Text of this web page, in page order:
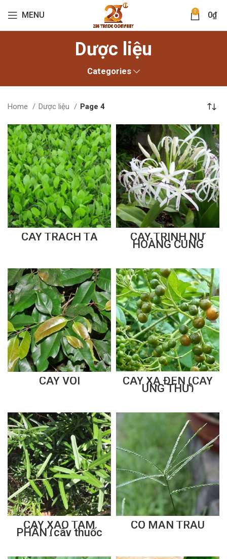
MENU 0 0₫
Dược liệu
Categories
Home Dược liệu Page 4
CÂY TRẠCH TẢ CÂY TRINH NỮ
HOÀNG CUNG
CÂY VỐI CÂY XẠ ĐEN (CÂY
UNG THƯ)
CÂY XÁO TAM
PHÂN (cây thuốc
Mọi)
CỎ MẦN TRẦU